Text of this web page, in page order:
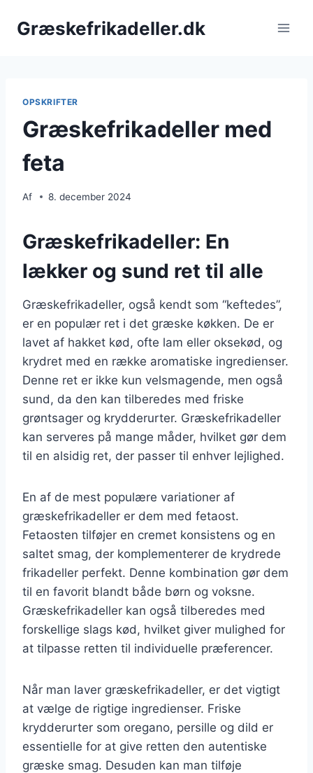
Græskefrikadeller.dk
OPSKRIFTER
Græskefrikadeller med
feta
Af 8. december 2024
Græskefrikadeller: En
lækker og sund ret til alle
Græskefrikadeller, også kendt som “keftedes”,
er en populær ret i det græske køkken. De er
lavet af hakket kød, ofte lam eller oksekød, og
krydret med en række aromatiske ingredienser.
Denne ret er ikke kun velsmagende, men også
sund, da den kan tilberedes med friske
grøntsager og krydderurter. Græskefrikadeller
kan serveres på mange måder, hvilket gør dem
til en alsidig ret, der passer til enhver lejlighed.
En af de mest populære variationer af
græskefrikadeller er dem med fetaost.
Fetaosten tilføjer en cremet konsistens og en
saltet smag, der komplementerer de krydrede
frikadeller perfekt. Denne kombination gør dem
til en favorit blandt både børn og voksne.
Græskefrikadeller kan også tilberedes med
forskellige slags kød, hvilket giver mulighed for
at tilpasse retten til individuelle præferencer.
Når man laver græskefrikadeller, er det vigtigt
at vælge de rigtige ingredienser. Friske
krydderurter som oregano, persille og dild er
essentielle for at give retten den autentiske
græske smag. Desuden kan man tilføje